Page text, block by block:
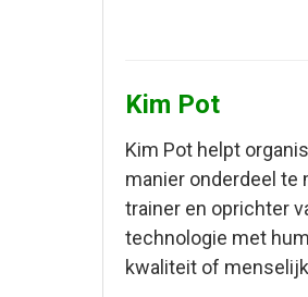
Kim Pot
Kim Pot helpt
manier onderdeel te
trainer en oprichter
technologie met
kwaliteit of